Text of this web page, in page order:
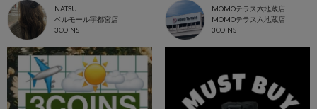
NATSU
ベルモール宇都宮店
3COINS
MOMOテラス六地蔵店
MOMOテラス六地蔵店
3COINS